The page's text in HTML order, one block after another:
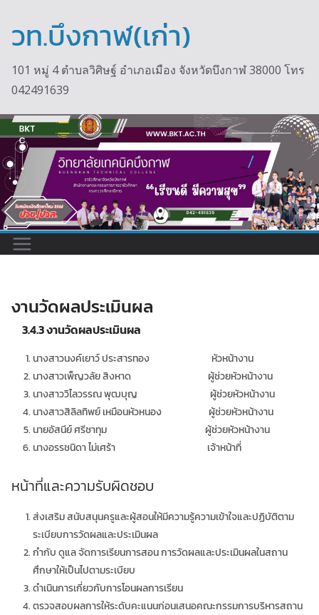
content
วท.บึงกาฬ(เก่า)
101 หมู่ 4 ตำบลวิศิษฐ์ อำเภอเมือง จังหวัดบึงกาฬ 38000 โทร
042491639
งานวัดผลประเมินผล
3.4.3งานวัดผลประเมินผล
นางสาวนงค์เยาว์ ประสารทอง หัวหน้างาน
นางสาวเพ็ญวลัย สิงหาด ผู้ช่วยหัวหน้างาน
นางสาววิไลวรรณ พุฒบุญ ผู้ช่วยหัวหน้างาน
นางสาวสิลิลทิพย์ เหมือนหัวหนอง ผู้ช่วยหัวหน้างาน
นายอัสนีย์ ศรีชาทุม ผู้ช่วยหัวหน้างาน
นางอรรชนิดา ไม่เศร้า เจ้าหน้าที่
หน้าที่และความรับผิดชอบ
ส่งเสริม สนับสนุนครูและผู้สอนให้มีความรู้ความเข้าใจและปฏิบัติตาม
ระเบียบการวัดผลและประเมินผล
กำกับ ดูแล จัดการเรียนการสอน การวัดผลและประเมินผลในสถาน
ศึกษาให้เป็นไปตามระเบียบ
ดำเนินการเกี่ยวกับการโอนผลการเรียน
ตรวจสอบผลการให้ระดับคะแนนก่อนเสนอคณะกรรมการบริหารสถาน